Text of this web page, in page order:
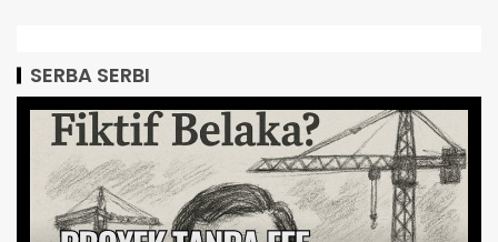
SERBA SERBI